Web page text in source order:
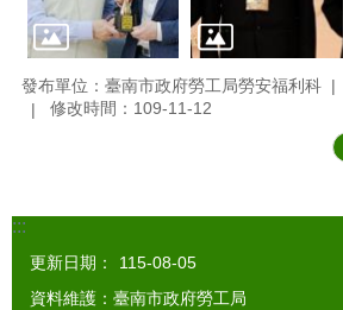
發布單位：臺南市政府勞工局勞安福利科
修改時間：109-11-12
:::
更新日期：
115-08-05
資料維護：臺南市政府勞工局